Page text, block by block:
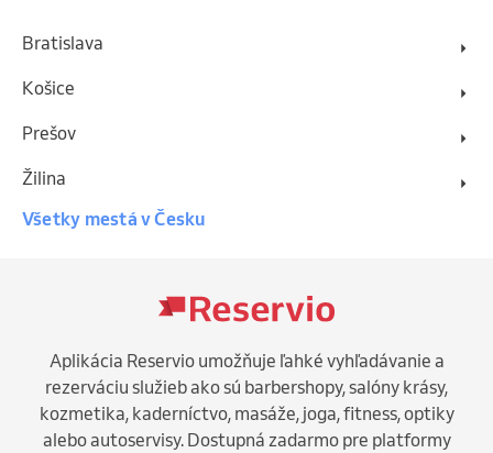
Bratislava
Košice
Prešov
Žilina
Všetky mestá v Česku
Aplikácia Reservio umožňuje ľahké vyhľadávanie a
rezerváciu služieb ako sú barbershopy, salóny krásy,
kozmetika, kaderníctvo, masáže, joga, fitness, optiky
alebo autoservisy. Dostupná zadarmo pre platformy